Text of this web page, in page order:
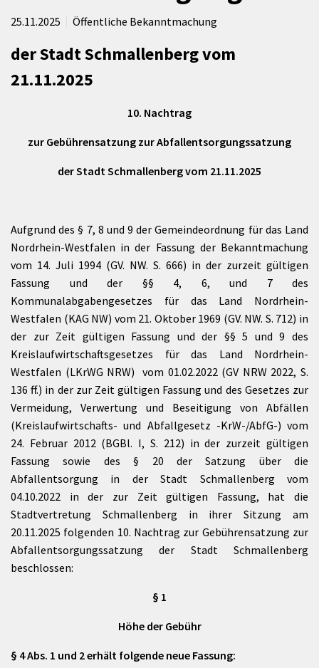
25.11.2025 Öffentliche Bekanntmachung
der Stadt Schmallenberg vom
21.11.2025
10. Nachtrag
zur Gebührensatzung zur Abfallentsorgungssatzung
der Stadt Schmallenberg vom 21.11.2025
Aufgrund des § 7, 8 und 9 der Gemeindeordnung für das Land
Nordrhein-Westfalen in der Fassung der Bekanntmachung
vom 14. Juli 1994 (GV. NW. S. 666) in der zurzeit gültigen
Fassung und der §§ 4, 6, und 7 des
Kommunalabgabengesetzes für das Land Nordrhein-
Westfalen (KAG NW) vom 21. Oktober 1969 (GV. NW. S. 712) in
der zur Zeit gültigen Fassung und der §§ 5 und 9 des
Kreislaufwirtschaftsgesetzes für das Land Nordrhein-
Westfalen (LKrWG NRW) vom 01.02.2022 (GV NRW 2022, S.
136 ff.) in der zur Zeit gültigen Fassung und des Gesetzes zur
Vermeidung, Verwertung und Beseitigung von Abfällen
(Kreislaufwirtschafts- und Abfallgesetz -KrW-/AbfG-) vom
24. Februar 2012 (BGBl. I, S. 212) in der zurzeit gültigen
Fassung sowie des § 20 der Satzung über die
Abfallentsorgung in der Stadt Schmallenberg vom
04.10.2022 in der zur Zeit gültigen Fassung, hat die
Stadtvertretung Schmallenberg in ihrer Sitzung am
20.11.2025 folgenden 10. Nachtrag zur Gebührensatzung zur
Abfallentsorgungssatzung der Stadt Schmallenberg
beschlossen:
§ 1
Höhe der Gebühr
§ 4 Abs. 1 und 2 erhält folgende neue Fassung: